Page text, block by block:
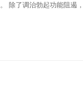
除了调治勃起功能阻遏